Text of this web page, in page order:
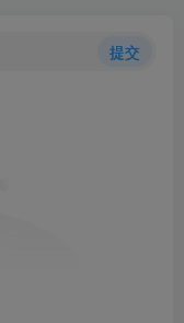
提交